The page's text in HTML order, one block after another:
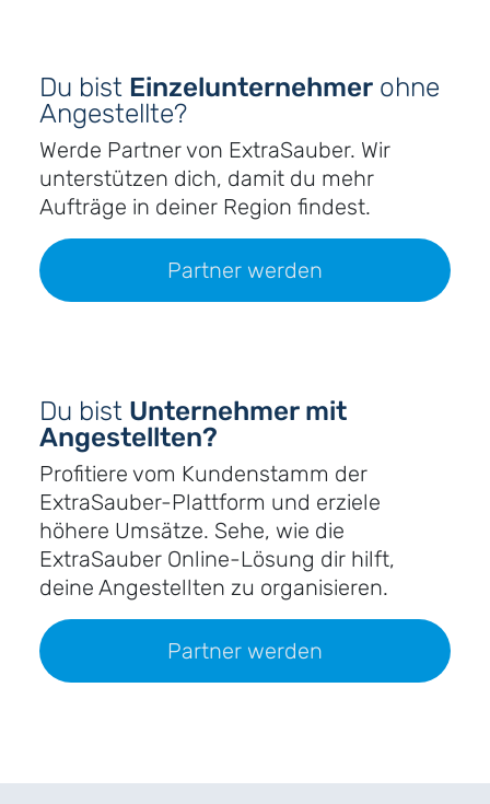
Du bist Einzelunternehmer ohne
Angestellte?
Werde Partner von ExtraSauber. Wir
unterstützen dich, damit du mehr
Aufträge in deiner Region findest.
Partner werden
Du bist Unternehmer mit
Angestellten?
Profitiere vom Kundenstamm der
ExtraSauber-Plattform und erziele
höhere Umsätze. Sehe, wie die
ExtraSauber Online-Lösung dir hilft,
deine Angestellten zu organisieren.
Partner werden